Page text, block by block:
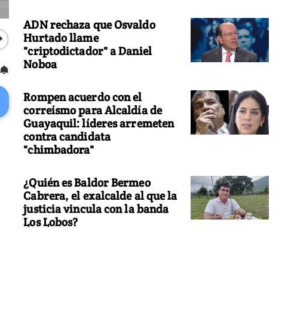
ADN rechaza que Osvaldo
Hurtado llame
"criptodictador" a Daniel
Noboa
Rompen acuerdo con el
correísmo para Alcaldía de
Guayaquil: líderes arremeten
contra candidata
"chimbadora"
¿Quién es Baldor Bermeo
Cabrera, el exalcalde al que la
justicia vincula con la banda
Los Lobos?